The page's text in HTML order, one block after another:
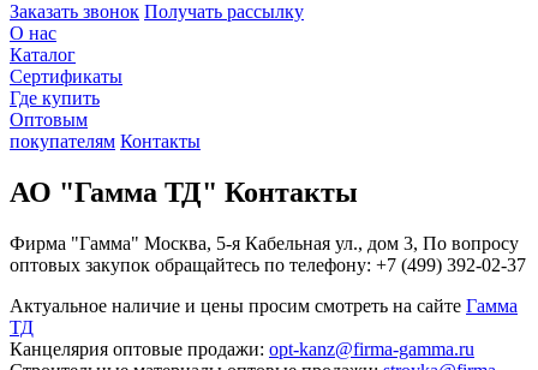
Заказать звонок Получать рассылку
О нас
Каталог
Сертификаты
Где купить
Оптовым
покупателям Контакты
АО "Гамма ТД" Контакты
Фирма "Гамма" Москва, 5-я Кабельная ул., дом 3, По вопросу
оптовых закупок обращайтесь по телефону: +7 (499) 392-02-37
Актуальное наличие и цены просим смотреть на сайте Гамма
ТД
Канцелярия оптовые продажи: opt-kanz@firma-gamma.ru